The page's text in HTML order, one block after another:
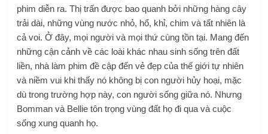
phim diễn ra. Thị trấn được bao quanh bởi những hàng cây
trải dài, những vùng nước nhỏ, hổ, khỉ, chim và tất nhiên là
cả voi. Ở đây, mọi người và mọi thứ cùng tồn tại. Mang đến
những cận cảnh về các loài khác nhau sinh sống trên đất
liền, nhà làm phim đề cập đến vẻ đẹp của thế giới tự nhiên
và niềm vui khi thấy nó không bị con người hủy hoại, mặc
dù trong trường hợp này, con người sống giữa nó. Nhưng
Bomman và Bellie tôn trọng vùng đất họ đi qua và cuộc
sống xung quanh họ.